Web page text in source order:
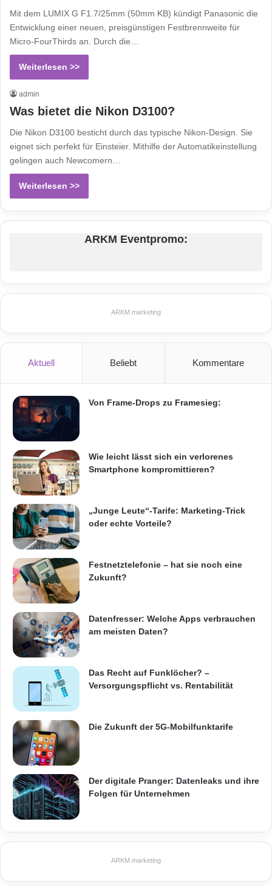
Mit dem LUMIX G F1.7/25mm (50mm KB) kündigt Panasonic die
Entwicklung einer neuen, preisgünstigen Festbrennweite für
Micro-FourThirds an. Durch die…
Weiterlesen >>
admin
Was bietet die Nikon D3100?
Die Nikon D3100 besticht durch das typische Nikon-Design. Sie
eignet sich perfekt für Einsteier. Mithilfe der Automatikeinstellung
gelingen auch Newcomern…
Weiterlesen >>
ARKM Eventpromo:
ARKM.marketing
Aktuell Beliebt Kommentare
Von Frame-Drops zu Framesieg:
Wie leicht lässt sich ein verlorenes
Smartphone kompromittieren?
„Junge Leute“-Tarife: Marketing-Trick
oder echte Vorteile?
Festnetztelefonie – hat sie noch eine
Zukunft?
Datenfresser: Welche Apps verbrauchen
am meisten Daten?
Das Recht auf Funklöcher? –
Versorgungspflicht vs. Rentabilität
Die Zukunft der 5G-Mobilfunktarife
Der digitale Pranger: Datenleaks und ihre
Folgen für Unternehmen
ARKM.marketing